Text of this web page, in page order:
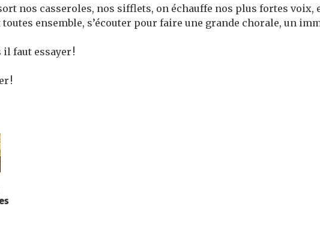
nos casseroles, nos sifflets, on échauffe nos plus fortes voix,
ensemble, s’écouter pour faire une grande chorale, un
il faut essayer !
!